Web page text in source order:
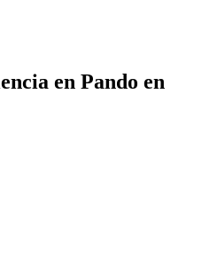
en Pando en